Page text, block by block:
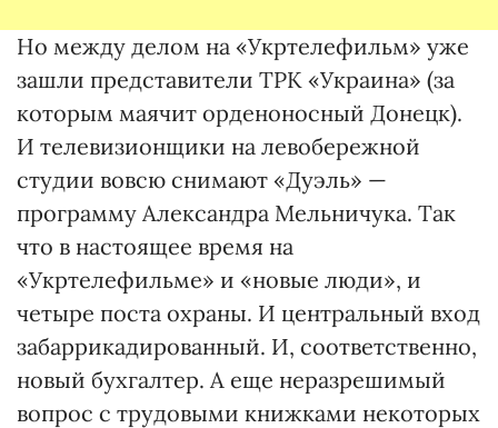
Но между делом на «Укртелефильм» уже
зашли представители ТРК «Украина» (за
которым маячит орденоносный Донецк).
И телевизионщики на левобережной
студии вовсю снимают «Дуэль» —
программу Александра Мельничука. Так
что в настоящее время на
«Укртелефильме» и «новые люди», и
четыре поста охраны. И центральный вход
забаррикадированный. И, соответственно,
новый бухгалтер. А еще неразрешимый
вопрос с трудовыми книжками некоторых